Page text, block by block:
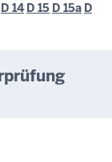
D 14 D 15 D 15a D